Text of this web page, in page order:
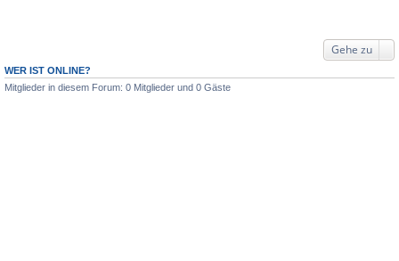
Gehe zu
WER IST ONLINE?
Mitglieder in diesem Forum: 0 Mitglieder und 0 Gäste